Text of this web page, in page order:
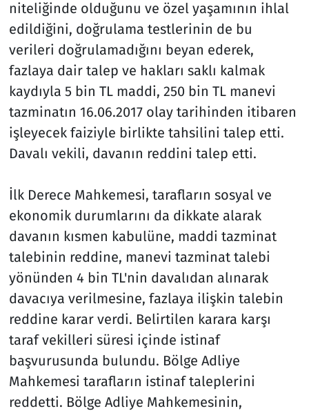
niteliğinde olduğunu ve özel yaşamının ihlal
edildiğini, doğrulama testlerinin de bu
verileri doğrulamadığını beyan ederek,
fazlaya dair talep ve hakları saklı kalmak
kaydıyla 5 bin TL maddi, 250 bin TL manevi
tazminatın 16.06.2017 olay tarihinden itibaren
işleyecek faiziyle birlikte tahsilini talep etti.
Davalı vekili, davanın reddini talep etti.
İlk Derece Mahkemesi, tarafların sosyal ve
ekonomik durumlarını da dikkate alarak
davanın kısmen kabulüne, maddi tazminat
talebinin reddine, manevi tazminat talebi
yönünden 4 bin TL'nin davalıdan alınarak
davacıya verilmesine, fazlaya ilişkin talebin
reddine karar verdi. Belirtilen karara karşı
taraf vekilleri süresi içinde istinaf
başvurusunda bulundu. Bölge Adliye
Mahkemesi tarafların istinaf taleplerini
reddetti. Bölge Adliye Mahkemesinin,